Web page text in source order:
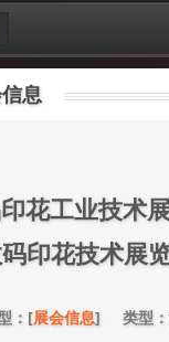
息
花工业技术
印花技术展
：[展会信息] 类型